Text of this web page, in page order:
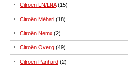
Citroën LN/LNA(15)
Citroën Méhari (18)
Citroën Nemo (2)
Citroën Overig (49)
Citroën Panhard (2)